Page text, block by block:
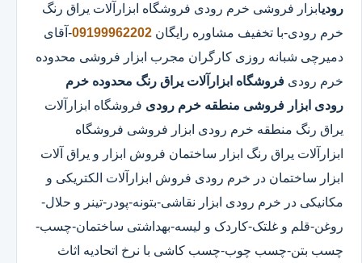
رودیابزار فروشی خرم رودی فروشگاه ابزارآلات یراق رنگ
خرم رودی-با تخفیف مشاوره رایگان 09199962202-آقای
دمیرچی شبانه روزی کارگران مجرب ابزار فروشی محدوده
خرم رودی فروشگاه ابزارآلات یراق رنگ محدوده خرم
رودی ابزار فروشی منطقه خرم رودی فروشگاه ابزارآلات
یراق رنگ منطقه خرم رودی ابزار فروشی فروشگاه
ابزارآلات یراق رنگ ابزار ساختمان فروش ابزار و یراق آلات
ابزار ساختمان در خرم رودی فروش ابزارآلات الکتریکی و
مکانیکی در خرم رودی ابزار نقاشی-بتونه-پودر-تینر و حلال-
روغن-قلم و غلتک-کاردک و لیسه-بهداشتی ساختمان-چسب-
چسب بتن-چسب چوب-چسب کاشی با نرخ اتحادیه اثاث